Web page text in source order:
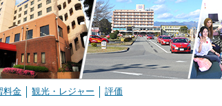
料金 観光・レジャー 評価